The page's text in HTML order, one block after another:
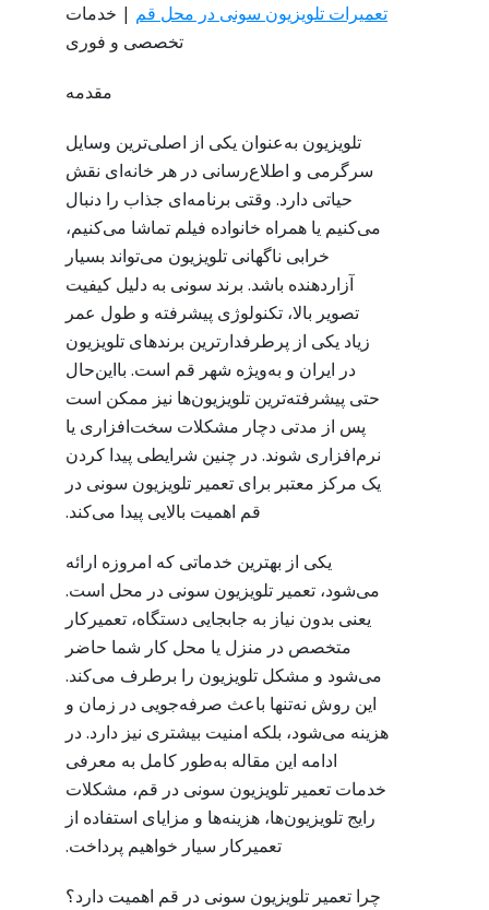
تعمیرات تلویزیون سونی در محل قم | خدمات
تخصصی و فوری
مقدمه
تلویزیون به‌عنوان یکی از اصلی‌ترین وسایل
سرگرمی و اطلاع‌رسانی در هر خانه‌ای نقش
حیاتی دارد. وقتی برنامه‌ای جذاب را دنبال
می‌کنیم یا همراه خانواده فیلم تماشا می‌کنیم،
خرابی ناگهانی تلویزیون می‌تواند بسیار
آزاردهنده باشد. برند سونی به دلیل کیفیت
تصویر بالا، تکنولوژی پیشرفته و طول عمر
زیاد یکی از پرطرفدارترین برندهای تلویزیون
در ایران و به‌ویژه شهر قم است. بااین‌حال
حتی پیشرفته‌ترین تلویزیون‌ها نیز ممکن است
پس از مدتی دچار مشکلات سخت‌افزاری یا
نرم‌افزاری شوند. در چنین شرایطی پیدا کردن
یک مرکز معتبر برای تعمیر تلویزیون سونی در
قم اهمیت بالایی پیدا می‌کند.
یکی از بهترین خدماتی که امروزه ارائه
می‌شود، تعمیر تلویزیون سونی در محل است.
یعنی بدون نیاز به جابجایی دستگاه، تعمیرکار
متخصص در منزل یا محل کار شما حاضر
می‌شود و مشکل تلویزیون را برطرف می‌کند.
این روش نه‌تنها باعث صرفه‌جویی در زمان و
هزینه می‌شود، بلکه امنیت بیشتری نیز دارد. در
ادامه این مقاله به‌طور کامل به معرفی
خدمات تعمیر تلویزیون سونی در قم، مشکلات
رایج تلویزیون‌ها، هزینه‌ها و مزایای استفاده از
تعمیرکار سیار خواهیم پرداخت.
چرا تعمیر تلویزیون سونی در قم اهمیت دارد؟